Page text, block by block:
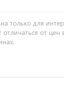
только для
от цен